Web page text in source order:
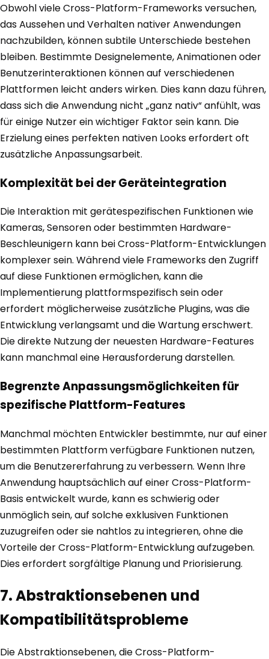
Obwohl viele Cross-Platform-Frameworks versuchen,
das Aussehen und Verhalten nativer Anwendungen
nachzubilden, können subtile Unterschiede bestehen
bleiben. Bestimmte Designelemente, Animationen oder
Benutzerinteraktionen können auf verschiedenen
Plattformen leicht anders wirken. Dies kann dazu führen,
dass sich die Anwendung nicht „ganz nativ“ anfühlt, was
für einige Nutzer ein wichtiger Faktor sein kann. Die
Erzielung eines perfekten nativen Looks erfordert oft
zusätzliche Anpassungsarbeit.
Komplexität bei der Geräteintegration
Die Interaktion mit gerätespezifischen Funktionen wie
Kameras, Sensoren oder bestimmten Hardware-
Beschleunigern kann bei Cross-Platform-Entwicklungen
komplexer sein. Während viele Frameworks den Zugriff
auf diese Funktionen ermöglichen, kann die
Implementierung plattformspezifisch sein oder
erfordert möglicherweise zusätzliche Plugins, was die
Entwicklung verlangsamt und die Wartung erschwert.
Die direkte Nutzung der neuesten Hardware-Features
kann manchmal eine Herausforderung darstellen.
Begrenzte Anpassungsmöglichkeiten für
spezifische Plattform-Features
Manchmal möchten Entwickler bestimmte, nur auf einer
bestimmten Plattform verfügbare Funktionen nutzen,
um die Benutzererfahrung zu verbessern. Wenn Ihre
Anwendung hauptsächlich auf einer Cross-Platform-
Basis entwickelt wurde, kann es schwierig oder
unmöglich sein, auf solche exklusiven Funktionen
zuzugreifen oder sie nahtlos zu integrieren, ohne die
Vorteile der Cross-Platform-Entwicklung aufzugeben.
Dies erfordert sorgfältige Planung und Priorisierung.
7. Abstraktionsebenen und
Kompatibilitätsprobleme
Die Abstraktionsebenen, die Cross-Platform-